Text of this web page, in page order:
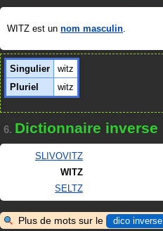
WITZ est un nom masculin.
Singulier
witz
Pluriel
witz
6. Dictionnaire inverse
SLIVOVITZ
WITZ
SELTZ
Plus de mots sur le dico inverse